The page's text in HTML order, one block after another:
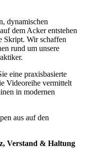
dynamischen
dem Acker entstehen
Skript. Wir schaffen
rund um unsere
eine praxisbasierte
Videoreihe vermittelt
in modernen
aus auf den
Verstand & Haltung